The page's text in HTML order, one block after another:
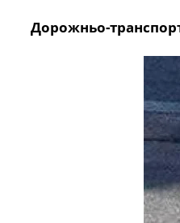
Дорожньо-